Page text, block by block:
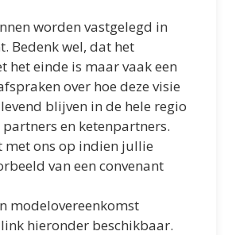
worden vastgelegd in
Bedenk wel, dat het
het einde is maar vaak een
over hoe deze visie
blijven in de hele regio
en ketenpartners.
met ons op indien jullie
van een convenant
modelovereenkomst
hieronder beschikbaar.